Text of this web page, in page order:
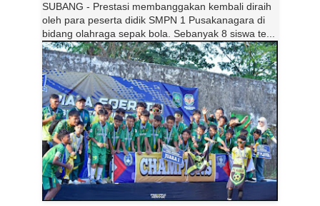
SUBANG - Prestasi membanggakan kembali diraih
oleh para peserta didik SMPN 1 Pusakanagara di
bidang olahraga sepak bola. Sebanyak 8 siswa te...